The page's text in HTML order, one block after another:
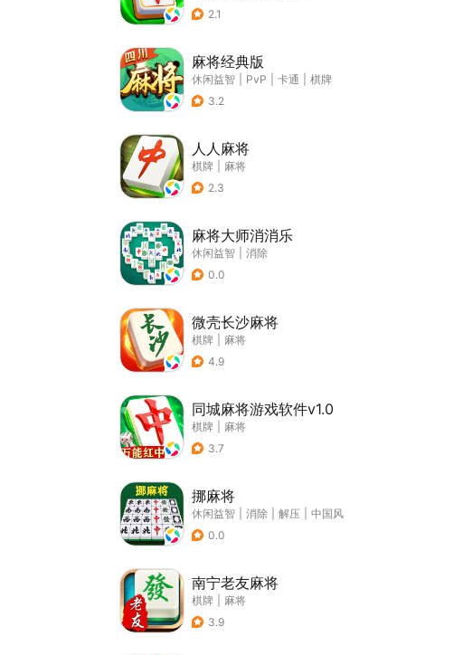
2.1
麻将经典版
休闲益智 PvP 卡通
棋牌
3.2
人人麻将
棋牌
麻将
2.3
麻将大师消消乐
休闲益智
消除
0.0
微壳长沙麻将
棋牌
麻将
4.9
同城麻将游戏软件v1.0
棋牌
麻将
3.7
挪麻将
休闲益智 消除 解压
中国风
0.0
南宁老友麻将
棋牌
麻将
3.9